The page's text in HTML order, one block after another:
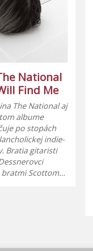
National
Find Me
The National aj
albume
po stopách
indie-
Bratia gitaristi
Scottom…